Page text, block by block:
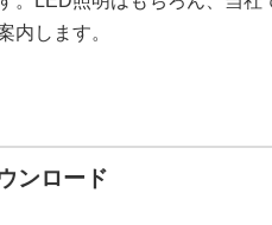
内します。
ンロード